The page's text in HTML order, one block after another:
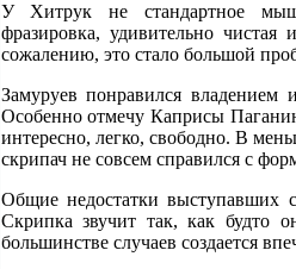
У Хитрук не стандартное
фразировка, удивительно
сожалению, это стало большой
Замуруев понравился владением
Особенно отмечу Каприсы
интересно, легко, свободно. В
скрипач не совсем справился с
Общие недостатки выступавших
Скрипка звучит так, как будто
большинстве случаев создается